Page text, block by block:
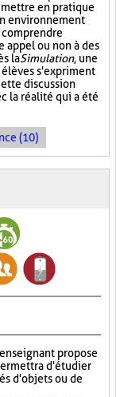
en pratique
environnement
comprendre
appel ou non à des
laSimulation, une
s'expriment
discussion
la réalité qui a été
(10)
propose
d'étudier
d'objets ou de